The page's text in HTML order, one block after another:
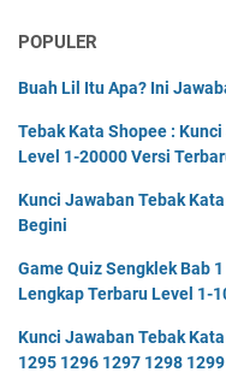
POPULER
Buah Lil Itu Apa? Ini
Tebak Kata Shopee :
Level 1-20000 Versi
Kunci Jawaban Tebak
Begini
Game Quiz Sengklek Bab
Lengkap Terbaru Level 1-
Kunci Jawaban Tebak
1295 1296 1297 1298